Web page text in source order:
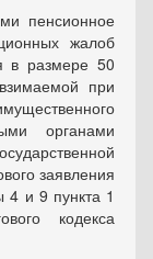
пенсионное
жалоб
в размере 50
при
органами
заявления
4 и 9 пункта 1
кодекса